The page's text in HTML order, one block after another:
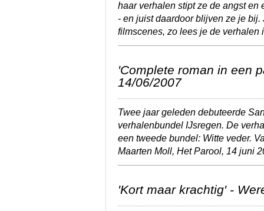
haar verhalen stipt ze de angst
- en juist daardoor blijven ze je bij.
filmscenes, zo lees je de
'Complete roman in een
14/06/2007
Twee jaar geleden debuteerde
verhalenbundel IJsregen. De
een tweede bundel: Witte veder.
Maarten Moll, Het Parool, 14 juni
'Kort maar krachtig' -